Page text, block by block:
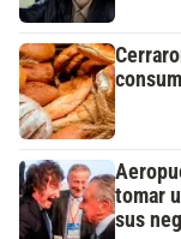
tomar
sus